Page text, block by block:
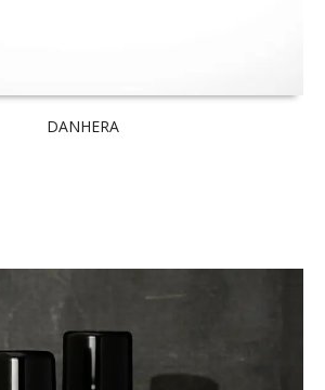
DANHERA